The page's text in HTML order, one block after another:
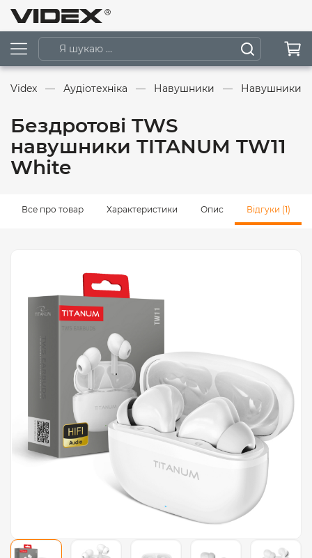
Videx Аудіотехніка Навушники Навушники
Бездротові TWS
навушники TITANUM TW11
White
Все про товар Характеристики Опис Відгуки (1)